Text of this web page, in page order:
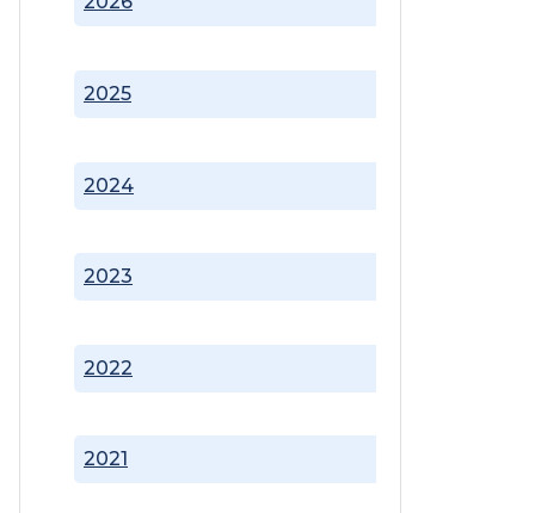
2021
2022
2023
2024
2025